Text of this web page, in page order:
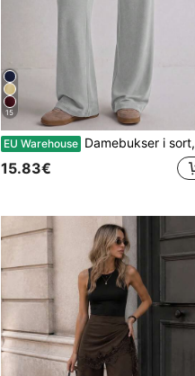
15
EU Warehouse Damebukser i sort, vide ben med snøredetaljer, lange, medium strækbare bukser til hverdagsbrug
15.83€